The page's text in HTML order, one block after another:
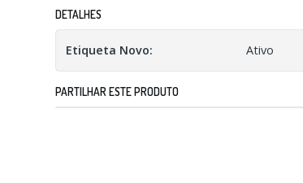
DETALHES
Etiqueta Novo: Ativo
PARTILHAR ESTE PRODUTO